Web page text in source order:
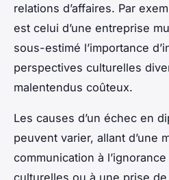
relations d’affaires. Par
est celui d’une entreprise
sous-estimé l’importance
perspectives culturelles
malentendus coûteux.
Les causes d’un échec en
peuvent varier, allant d’une
communication à
culturelles ou à une prise